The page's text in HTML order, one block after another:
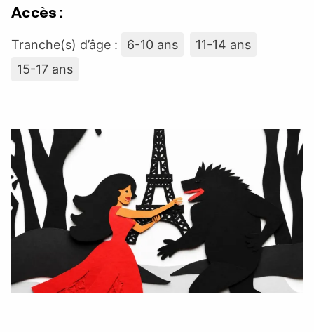
Accès :
Tranche(s) d’âge : 6-10 ans
11-14 ans
15-17 ans